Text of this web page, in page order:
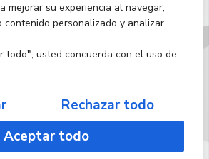
mejorar su experiencia al navegar,
contenido personalizado y analizar
todo", usted concuerda con el uso de
Rechazar todo
Aceptar todo
todos los derechos